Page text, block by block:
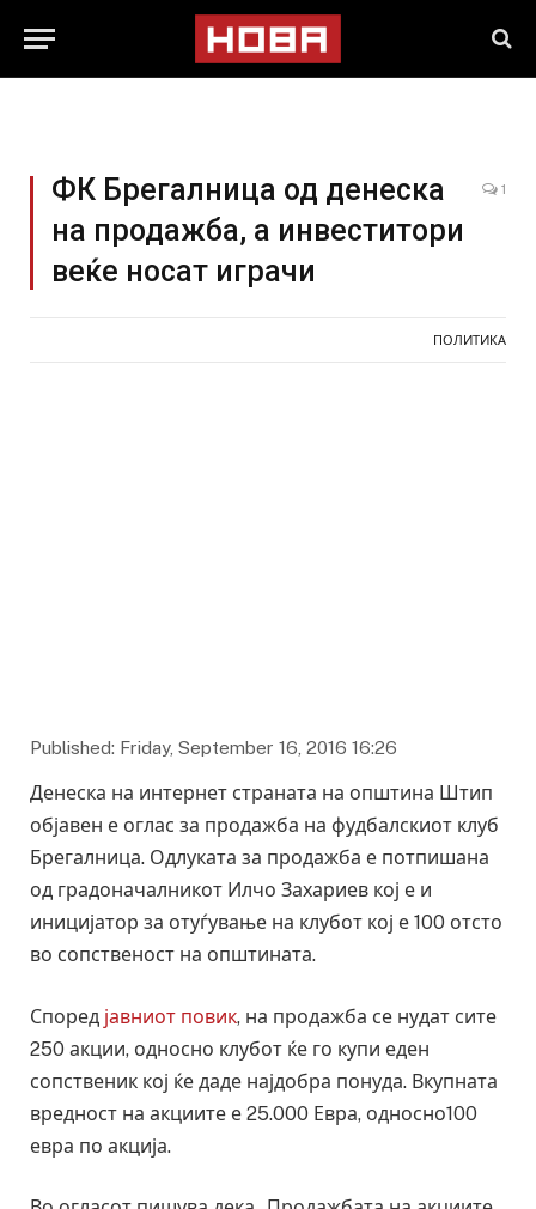
ФК Брегалница од денеска
на продажба, а инвеститори
веќе носат играчи
1
ПОЛИТИКА
Published: Friday, September 16, 2016 16:26
Денеска на интернет страната на општина Штип
објавен е оглас за продажба на фудбалскиот клуб
Брегалница. Одлуката за продажба е потпишана
од градоначалникот Илчо Захариев кој е и
иницијатор за отуѓување на клубот кој е 100 отсто
во сопственост на општината.
Според јавниот повик, на продажба се нудат сите
250 акции, односно клубот ќе го купи еден
сопственик кој ќе даде најдобра понуда. Вкупната
вредност на акциите е 25.000 Евра, односно100
евра по акција.